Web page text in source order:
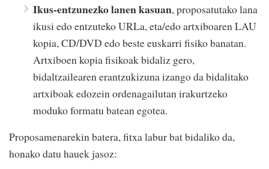
Ikus-entzunezko lanen kasuan, proposatutako lana
ikusi edo entzuteko URLa, eta/edo artxiboaren LAU
kopia, CD/DVD edo beste euskarri fisiko banatan.
Artxiboen kopia fisikoak bidaliz gero,
bidaltzailearen erantzukizuna izango da bidalitako
artxiboak edozein ordenagailutan irakurtzeko
moduko formatu batean egotea.
Proposamenarekin batera, fitxa labur bat bidaliko da,
honako datu hauek jasoz: